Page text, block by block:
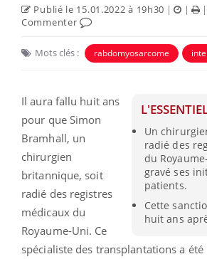
Publié le 15.01.2022 à 19h30 | |
Commenter
Mots clés : rabdomyosarcome
Un
radié des
du
gravé ses
patients.
Cette
huit ans
Il aura fallu huit ans
pour que Simon
Bramhall, un
chirurgien
britannique, soit
radié des registres
médicaux du
Royaume-Uni. Ce
spécialiste des transplantations a